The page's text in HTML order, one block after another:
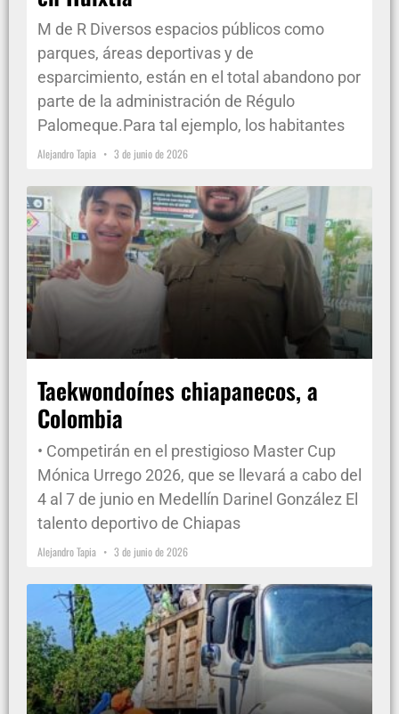
M de R Diversos espacios públicos como
parques, áreas deportivas y de
esparcimiento, están en el total abandono por
parte de la administración de Régulo
Palomeque.Para tal ejemplo, los habitantes
Alejandro Tapia 3 de junio de 2026
Taekwondoínes chiapanecos, a
Colombia
• Competirán en el prestigioso Master Cup
Mónica Urrego 2026, que se llevará a cabo del
4 al 7 de junio en Medellín Darinel González El
talento deportivo de Chiapas
Alejandro Tapia 3 de junio de 2026